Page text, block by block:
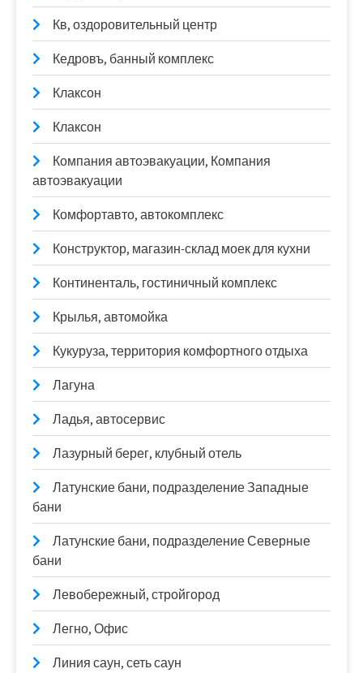
Кв, оздоровительный центр
Кедровъ, банный комплекс
Клаксон
Клаксон
Компания автоэвакуации, Компания
автоэвакуации
Комфортавто, автокомплекс
Конструктор, магазин-склад моек для кухни
Континенталь, гостиничный комплекс
Крылья, автомойка
Кукуруза, территория комфортного отдыха
Лагуна
Ладья, автосервис
Лазурный берег, клубный отель
Латунские бани, подразделение Западные
бани
Латунские бани, подразделение Северные
бани
Левобережный, стройгород
Легно, Офис
Линия саун, сеть саун